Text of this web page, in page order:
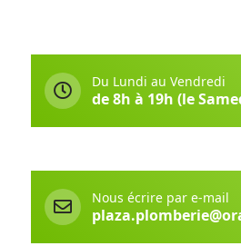
Du Lundi au Vendredi
de 8h à 19h (le
Nous écrire par e-mail